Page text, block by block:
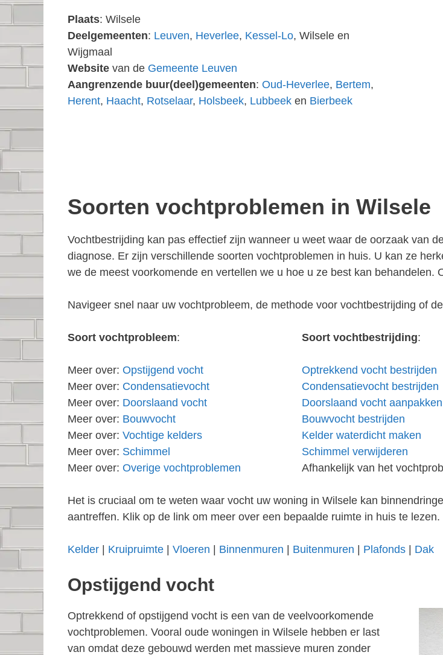
Plaats: Wilsele
Deelgemeenten: Leuven, Heverlee, Kessel-Lo, Wilsele en
Wijgmaal
Website van de Gemeente Leuven
Aangrenzende buur(deel)gemeenten: Oud-Heverlee, Bertem,
Herent, Haacht, Rotselaar, Holsbeek, Lubbeek en Bierbeek
Soorten vochtproblemen in Wilsele
Vochtbestrijding kan pas effectief zijn wanneer u weet waar de oorzaak van
diagnose. Er zijn verschillende soorten vochtproblemen in huis. U kan ze
we de meest voorkomende en vertellen we u hoe u ze best kan behandelen.
Navigeer snel naar uw vochtprobleem, de methode voor vochtbestrijding of
Soort vochtprobleem:
Meer over: Opstijgend vocht
Meer over: Condensatievocht
Meer over: Doorslaand vocht
Meer over: Bouwvocht
Meer over: Vochtige kelders
Meer over: Schimmel
Meer over: Overige vochtproblemen
Soort vochtbestrijding:
Optrekkend vocht bestrijden
Condensatievocht bestrijden
Doorslaand vocht aanpakken
Bouwvocht bestrijden
Kelder waterdicht maken
Schimmel verwijderen
Afhankelijk van het
Het is cruciaal om te weten waar vocht uw woning in Wilsele kan
aantreffen. Klik op de link om meer over een bepaalde ruimte in huis te lezen.
Kelder Kruipruimte Vloeren Binnenmuren Buitenmuren Plafonds Dak
Opstijgend vocht
Optrekkend of opstijgend vocht is een van de veelvoorkomende
vochtproblemen. Vooral oude woningen in Wilsele hebben er last
van omdat deze gebouwd werden met massieve muren zonder